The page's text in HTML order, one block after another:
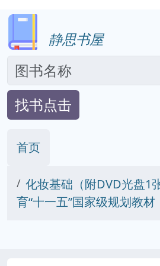
静思书屋
找书点击
首页
化妆基础（附DVD光盘1
育“十一五”国家级规划教材